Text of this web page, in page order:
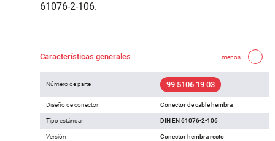
61076-2-106.
Características generales menos
Número de parte 99 5106 19 03
Diseño de conector Conector de cable hembra
Tipo estándar DIN EN 61076-2-106
Versión Conector hembra recto